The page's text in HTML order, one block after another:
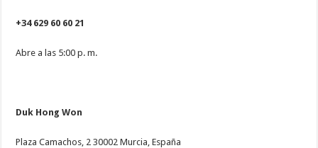
+34 629 60 60 21
Abre a las 5:00 p. m.
Duk Hong Won
Plaza Camachos, 2 30002 Murcia, España